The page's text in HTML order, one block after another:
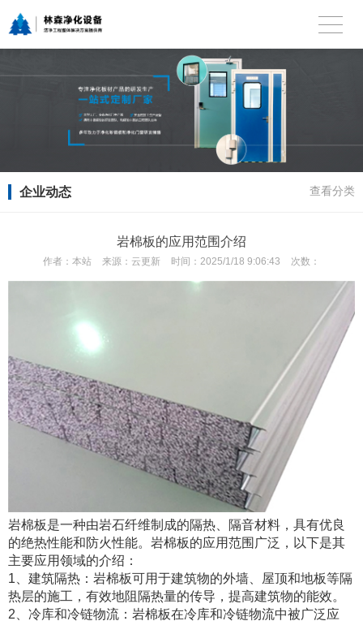
企业动态 查看分类
岩棉板的应用范围介绍
作者： 本站 来源： 云更新 时间： 2025/1/18 9:06:43 次数：
岩棉板是一种由岩石纤维制成的隔热、隔音材料，具有优良
的绝热性能和防火性能。岩棉板的应用范围广泛，以下是其
主要应用领域的介绍：
1、建筑隔热：岩棉板可用于建筑物的外墙、屋顶和地板等隔
热层的施工，有效地阻隔热量的传导，提高建筑物的能效。
2、冷库和冷链物流：岩棉板在冷库和冷链物流中被广泛应